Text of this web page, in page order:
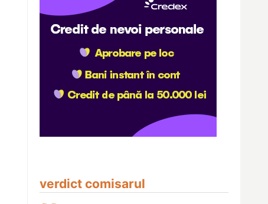
verdict comisarul